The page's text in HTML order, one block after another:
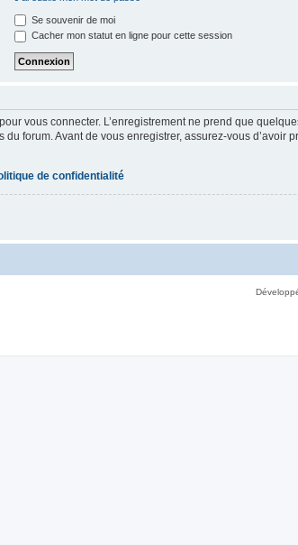
Se souvenir de moi
Cacher mon statut en ligne pour cette session
vous connecter. L’enregistrement ne prend que
forum. Avant de vous enregistrer, assurez-vous
de confidentialité